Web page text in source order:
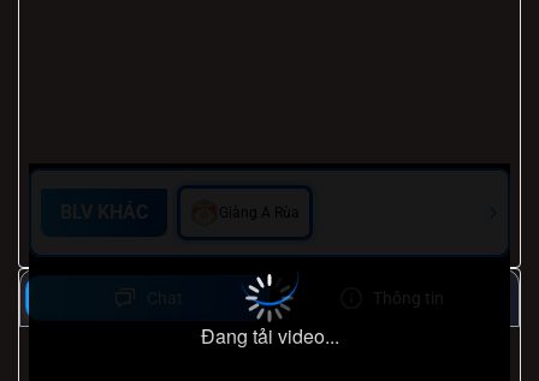
Đang tải video...
BLV KHÁC Giàng A Rùa
Chat Thông tin